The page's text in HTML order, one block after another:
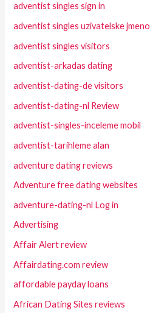
adventist singles sign in
adventist singles uzivatelske jmeno
adventist singles visitors
adventist-arkadas dating
adventist-dating-de visitors
adventist-dating-nl Review
adventist-singles-inceleme mobil
adventist-tarihleme alan
adventure dating reviews
Adventure free dating websites
adventure-dating-nl Log in
Advertising
Affair Alert review
Affairdating.com review
affordable payday loans
African Dating Sites reviews